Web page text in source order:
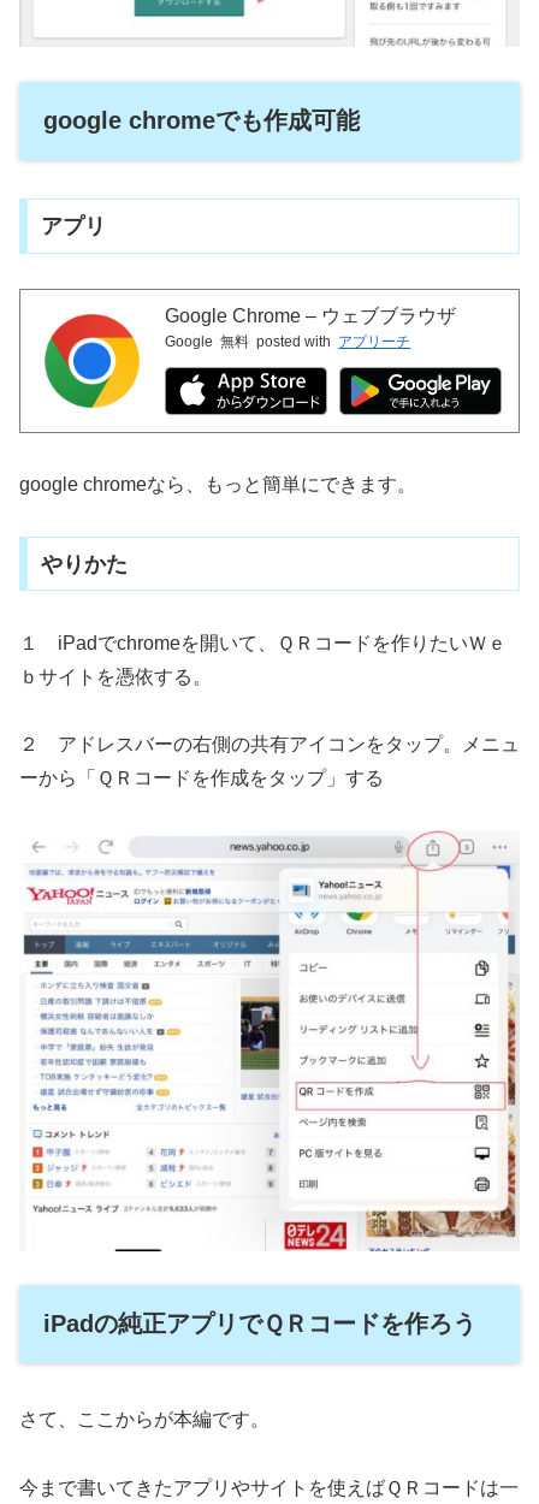
google chromeでも作成可能
アプリ
Google Chrome – ウェブブラウザ
Google 無料 posted with アプリーチ
google chromeなら、もっと簡単にできます。
やりかた
１ iPadでchromeを開いて、ＱＲコードを作りたいＷｅ
ｂサイトを憑依する。
２ アドレスバーの右側の共有アイコンをタップ。メニュ
ーから「ＱＲコードを作成をタップ」する
iPadの純正アプリでＱＲコードを作ろう
さて、ここからが本編です。
今まで書いてきたアプリやサイトを使えばＱＲコードは一